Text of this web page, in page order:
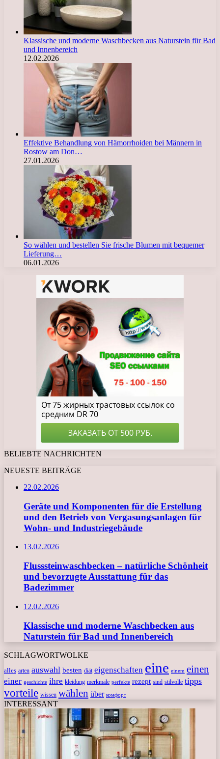
Klassische und moderne Waschbecken aus Naturstein für Bad
und Innenbereich
12.02.2026
Effektive Behandlung von Hämorrhoiden bei Männern in
Rostow am Don…
27.01.2026
So wählen und bestellen Sie frische Blumen mit bequemer
Lieferung…
06.01.2026
BELIEBTE NACHRICHTEN
NEUESTE BEITRÄGE
22.02.2026
Geräte und Komponenten für die Erstellung
und den Betrieb von Vergasungsanlagen für
Wohn- und Industriegebäude
13.02.2026
Flusssteinwaschbecken – natürliche Schönheit
und bevorzugte Ausstattung für das
Badezimmer
12.02.2026
Klassische und moderne Waschbecken aus
Naturstein für Bad und Innenbereich
SCHLAGWORTWOLKE
alles arten auswahl besten diät eigenschaften eine einem einen
einer geschichte ihre kleidung merkmale perfekte rezept sind stilvolle tipps
vorteile wissen wählen über комфорт
INTERESSANT